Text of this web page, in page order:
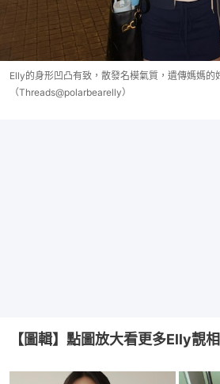
Elly的身形凹凸有致，散發名模氣質，遺傳媽媽的
（Threads@polarbearelly）
【圖輯】點圖放大看更多Elly靚相